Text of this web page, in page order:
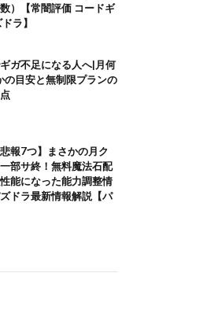
）【常闇評価 コードギ
ラ】
ガ不足になる人へ|月何
の目安と無制限プランの
悲報7つ】まさかの月ク
部サ終！無料魔法石配
能になった能力調整情
ドラ最新情報解説【パ